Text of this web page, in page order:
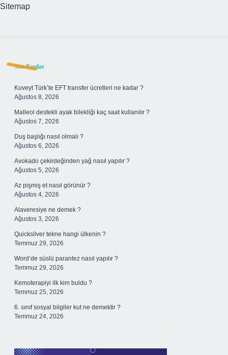
Sitemap
Sidebar
Son Yazılar
Kuveyt Türk’te EFT transfer ücretleri ne kadar ?
Ağustos 8, 2026
Malleol destekli ayak bilekliği kaç saat kullanılır ?
Ağustos 7, 2026
Duş başlığı nasıl olmalı ?
Ağustos 6, 2026
Avokado çekirdeğinden yağ nasıl yapılır ?
Ağustos 5, 2026
Az pişmiş et nasıl görünür ?
Ağustos 4, 2026
Alaveresiye ne demek ?
Ağustos 3, 2026
Quicksilver tekne hangi ülkenin ?
Temmuz 29, 2026
Word’de süslü parantez nasıl yapılır ?
Temmuz 29, 2026
Kemoterapiyi ilk kim buldu ?
Temmuz 25, 2026
6. sınıf sosyal bilgiler kut ne demektir ?
Temmuz 24, 2026